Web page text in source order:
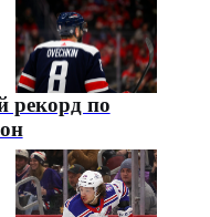
рекорд по